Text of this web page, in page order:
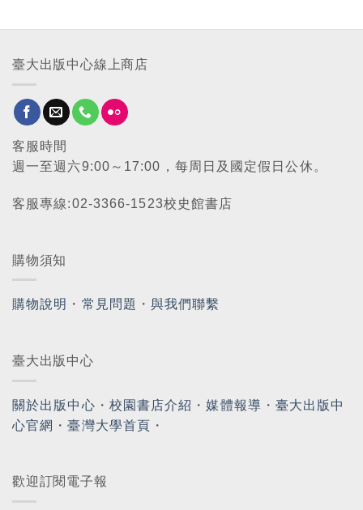
臺大出版中心線上商店
客服時間
週一至週六9:00～17:00，每周日及國定假日公休。
客服專線:02-3366-1523校史館書店
購物須知
購物說明 ・ 常見問題 ・與我們聯繫
臺大出版中心
關於出版中心 ・ 校園書店介紹 ・媒體報導 ・ 臺大出版中
心官網 ・臺灣大學首頁 ・
歡迎訂閱電子報